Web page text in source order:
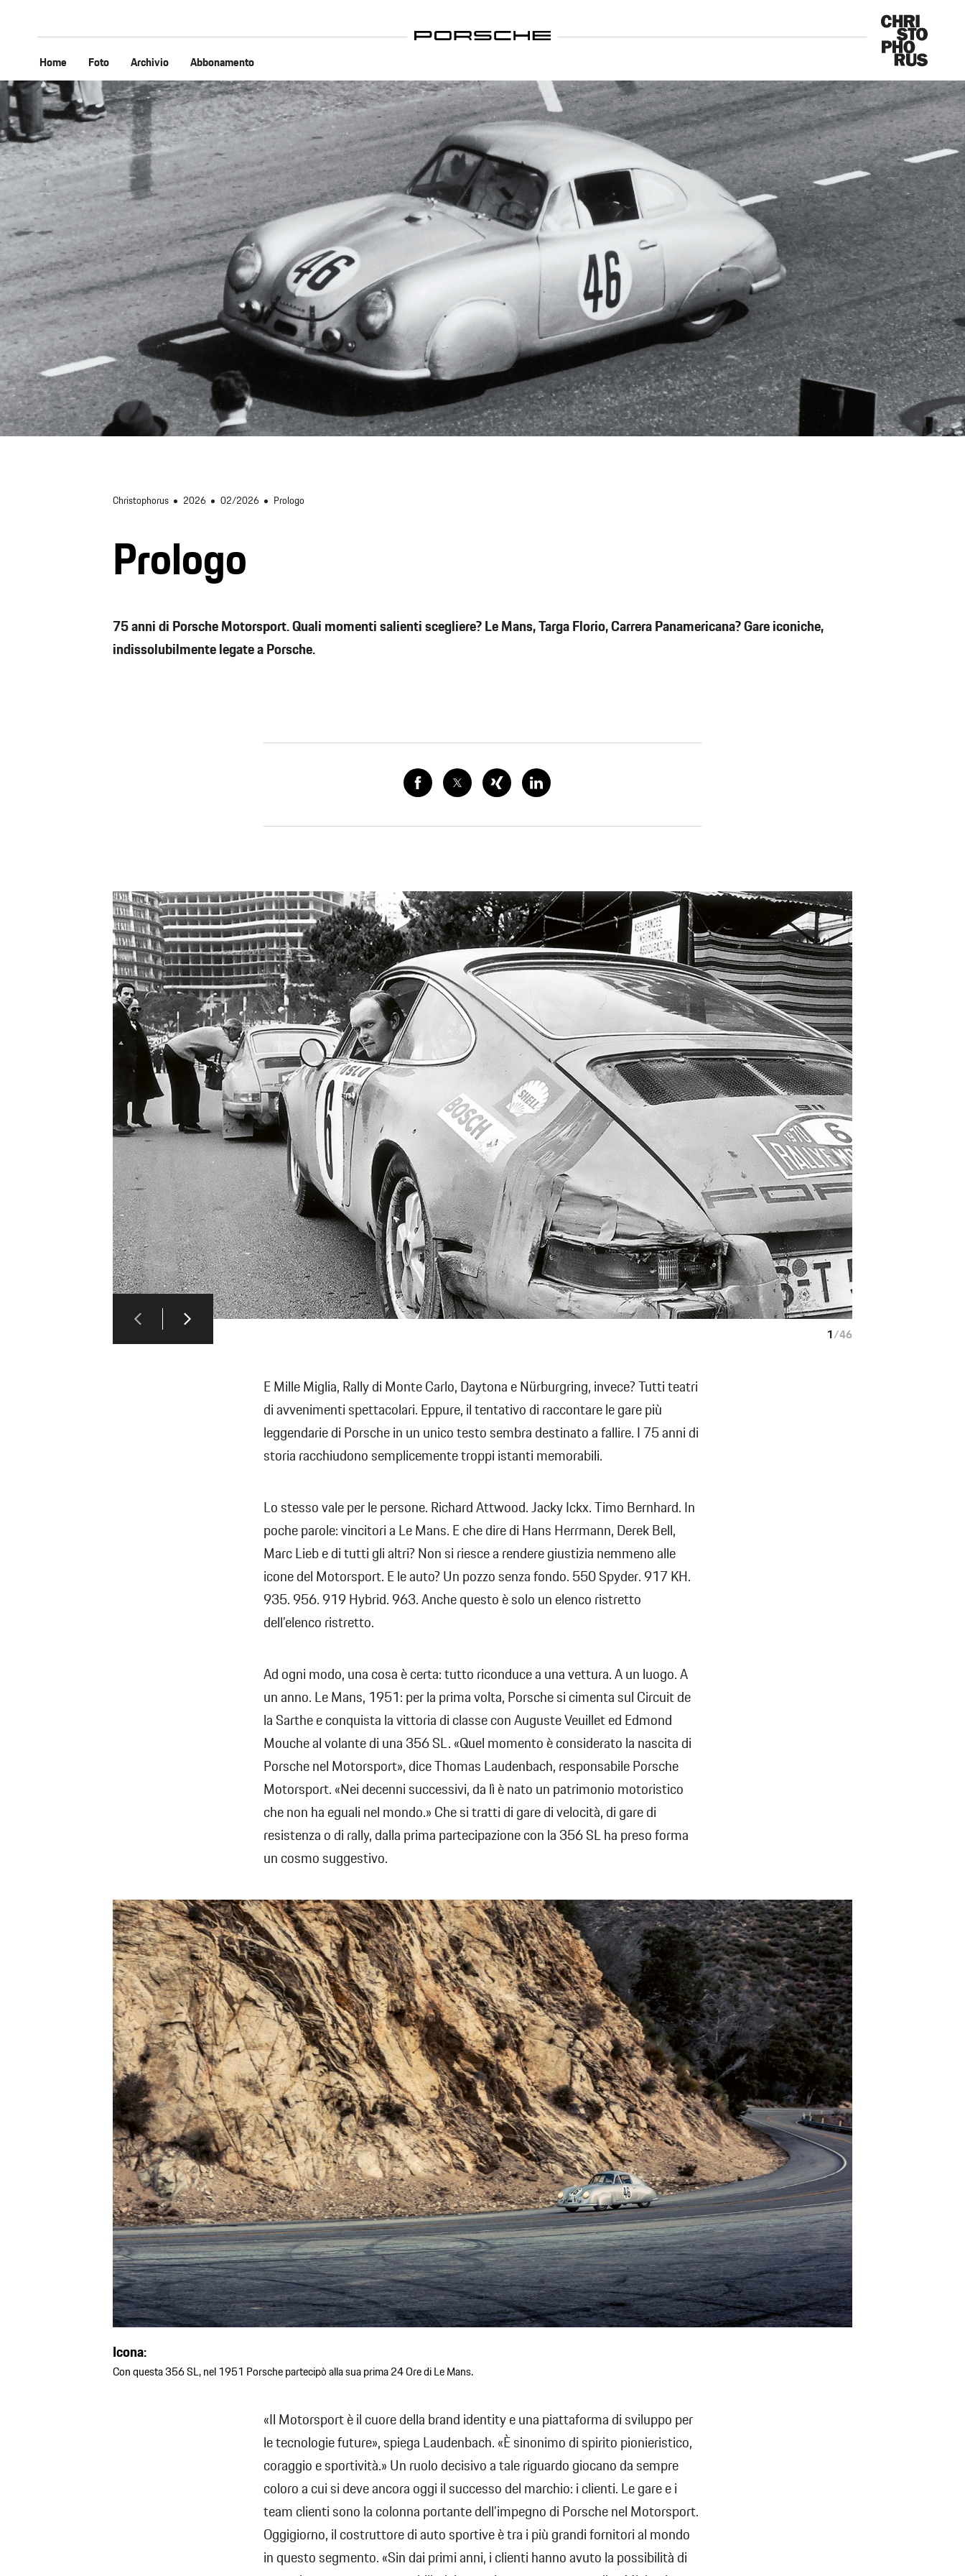
Home Foto Archivio Abbonamento
Christophorus 2026 02/2026 Prologo
Prologo
75 anni di Porsche Motorsport. Quali momenti salienti scegliere? Le Mans, Targa Florio, Carrera Panamericana? Gare iconiche,
indissolubilmente legate a Porsche.
1/46
E Mille Miglia, Rally di Monte Carlo, Daytona e Nürburgring, invece? Tutti teatri
di avvenimenti spettacolari. Eppure, il tentativo di raccontare le gare più
leggendarie di Porsche in un unico testo sembra destinato a fallire. I 75 anni di
storia racchiudono semplicemente troppi istanti memorabili.
Lo stesso vale per le persone. Richard Attwood. Jacky Ickx. Timo Bernhard. In
poche parole: vincitori a Le Mans. E che dire di Hans Herrmann, Derek Bell,
Marc Lieb e di tutti gli altri? Non si riesce a rendere giustizia nemmeno alle
icone del Motorsport. E le auto? Un pozzo senza fondo. 550 Spyder. 917 KH.
935. 956. 919 Hybrid. 963. Anche questo è solo un elenco ristretto
dell’elenco ristretto.
Ad ogni modo, una cosa è certa: tutto riconduce a una vettura. A un luogo. A
un anno. Le Mans, 1951: per la prima volta, Porsche si cimenta sul Circuit de
la Sarthe e conquista la vittoria di classe con Auguste Veuillet ed Edmond
Mouche al volante di una 356 SL. «Quel momento è considerato la nascita di
Porsche nel Motorsport», dice Thomas Laudenbach, responsabile Porsche
Motorsport. «Nei decenni successivi, da lì è nato un patrimonio motoristico
che non ha eguali nel mondo.» Che si tratti di gare di velocità, di gare di
resistenza o di rally, dalla prima partecipazione con la 356 SL ha preso forma
un cosmo suggestivo.
Icona:
Con questa 356 SL, nel 1951 Porsche partecipò alla sua prima 24 Ore di Le Mans.
«Il Motorsport è il cuore della brand identity e una piattaforma di sviluppo per
le tecnologie future», spiega Laudenbach. «È sinonimo di spirito pionieristico,
coraggio e sportività.» Un ruolo decisivo a tale riguardo giocano da sempre
coloro a cui si deve ancora oggi il successo del marchio: i clienti. Le gare e i
team clienti sono la colonna portante dell’impegno di Porsche nel Motorsport.
Oggigiorno, il costruttore di auto sportive è tra i più grandi fornitori al mondo
in questo segmento. «Sin dai primi anni, i clienti hanno avuto la possibilità di